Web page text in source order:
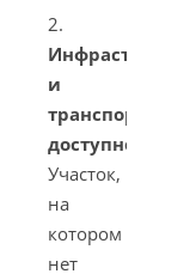
2.
Инфраструктура
и
транспортная
доступность
Участок,
на
котором
нет